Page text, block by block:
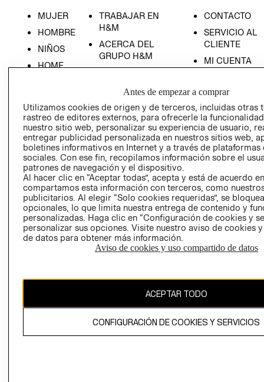
MUJER
HOMBRE
NIÑOS
HOME
TRABAJAR EN
H&M
ACERCA DEL
GRUPO H&M
RELACIÓN CON
INVERSIONISTAS
POLÍTICA
EMPRESARIAL
CONTACTO
SERVICIO AL
CLIENTE
MI CUENTA
TIENDAS
- RETIRO EN
TIENDA
TÉRMINOS Y
CONDICIONES
AVISO DE
PRIVACIDAD
GIFT CARD
AVISO DE
COOKIES
Antes de empezar a comprar
Utilizamos cookies de origen y de terceros, incluidas otras
rastreo de editores externos, para ofrecerle la
nuestro sitio web, personalizar su experiencia de usuario,
entregar publicidad personalizada en nuestros sitios web,
boletines informativos en Internet y a través de plataformas
sociales. Con ese fin, recopilamos información sobre el
patrones de navegación y el dispositivo.
Al hacer clic en “Aceptar todas”, acepta y está de acuerdo
compartamos esta información con terceros, como
publicitarios. Al elegir “Solo cookies requeridas”, se
opcionales, lo que limita nuestra entrega de contenido y
personalizadas. Haga clic en “Configuración de cookies y
personalizar sus opciones. Visite nuestro aviso de cookies
de datos para obtener más información.
Aviso de cookies y uso compartido de datos
ACEPTAR TODO
CONFIGURACIÓN DE COOKIES Y SERVICIOS